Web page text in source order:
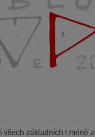
základních i méně